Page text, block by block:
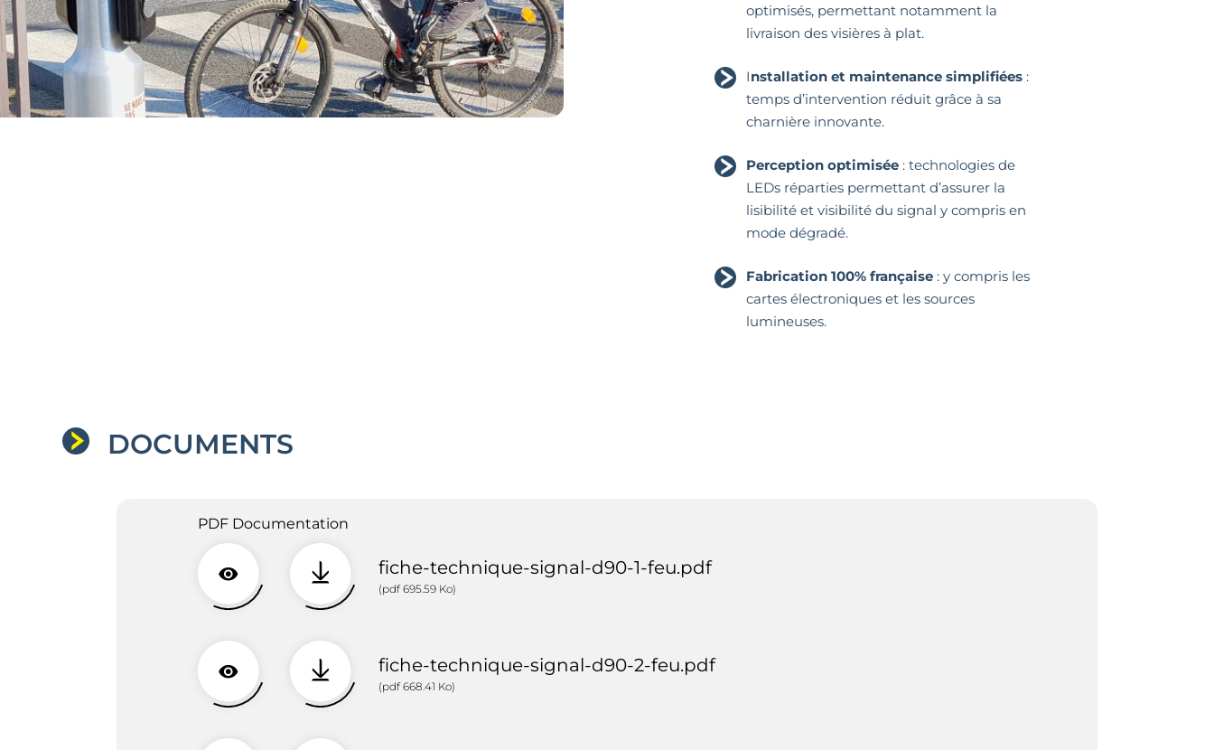
optimisés, permettant notamment la
livraison des visières à plat.
Installation et maintenance simplifiées :
temps d’intervention réduit grâce à sa
charnière innovante.
Perception optimisée : technologies de
LEDs réparties permettant d’assurer la
lisibilité et visibilité du signal y compris en
mode dégradé.
Fabrication 100% française : y compris les
cartes électroniques et les sources
lumineuses.
DOCUMENTS
PDF Documentation
fiche-technique-signal-d90-1-feu.pdf
(pdf 695.59 Ko)
fiche-technique-signal-d90-2-feu.pdf
(pdf 668.41 Ko)